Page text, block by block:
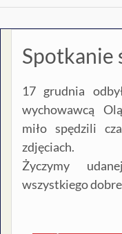
Spotkanie
17 grudnia
wychowawcą
miło spędzili
zdjęciach.
Życzymy
wszystkiego